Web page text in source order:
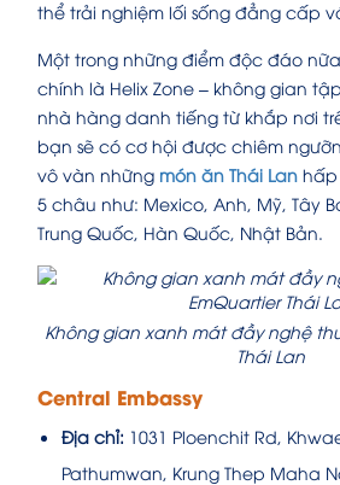
thể trải nghiệm lối sống đẳng cấp
Một trong những điểm độc đáo
chính là Helix Zone – không gian
nhà hàng danh tiếng từ khắp nơi
bạn sẽ có cơ hội được chiêm
vô vàn những món ăn Thái Lan
5 châu như: Mexico, Anh, Mỹ, Tây
Trung Quốc, Hàn Quốc, Nhật Bản.
Không gian xanh mát đầy nghệ
Thái Lan
Central Embassy
Địa chỉ: 1031 Ploenchit Rd,
Pathumwan, Krung Thep Maha